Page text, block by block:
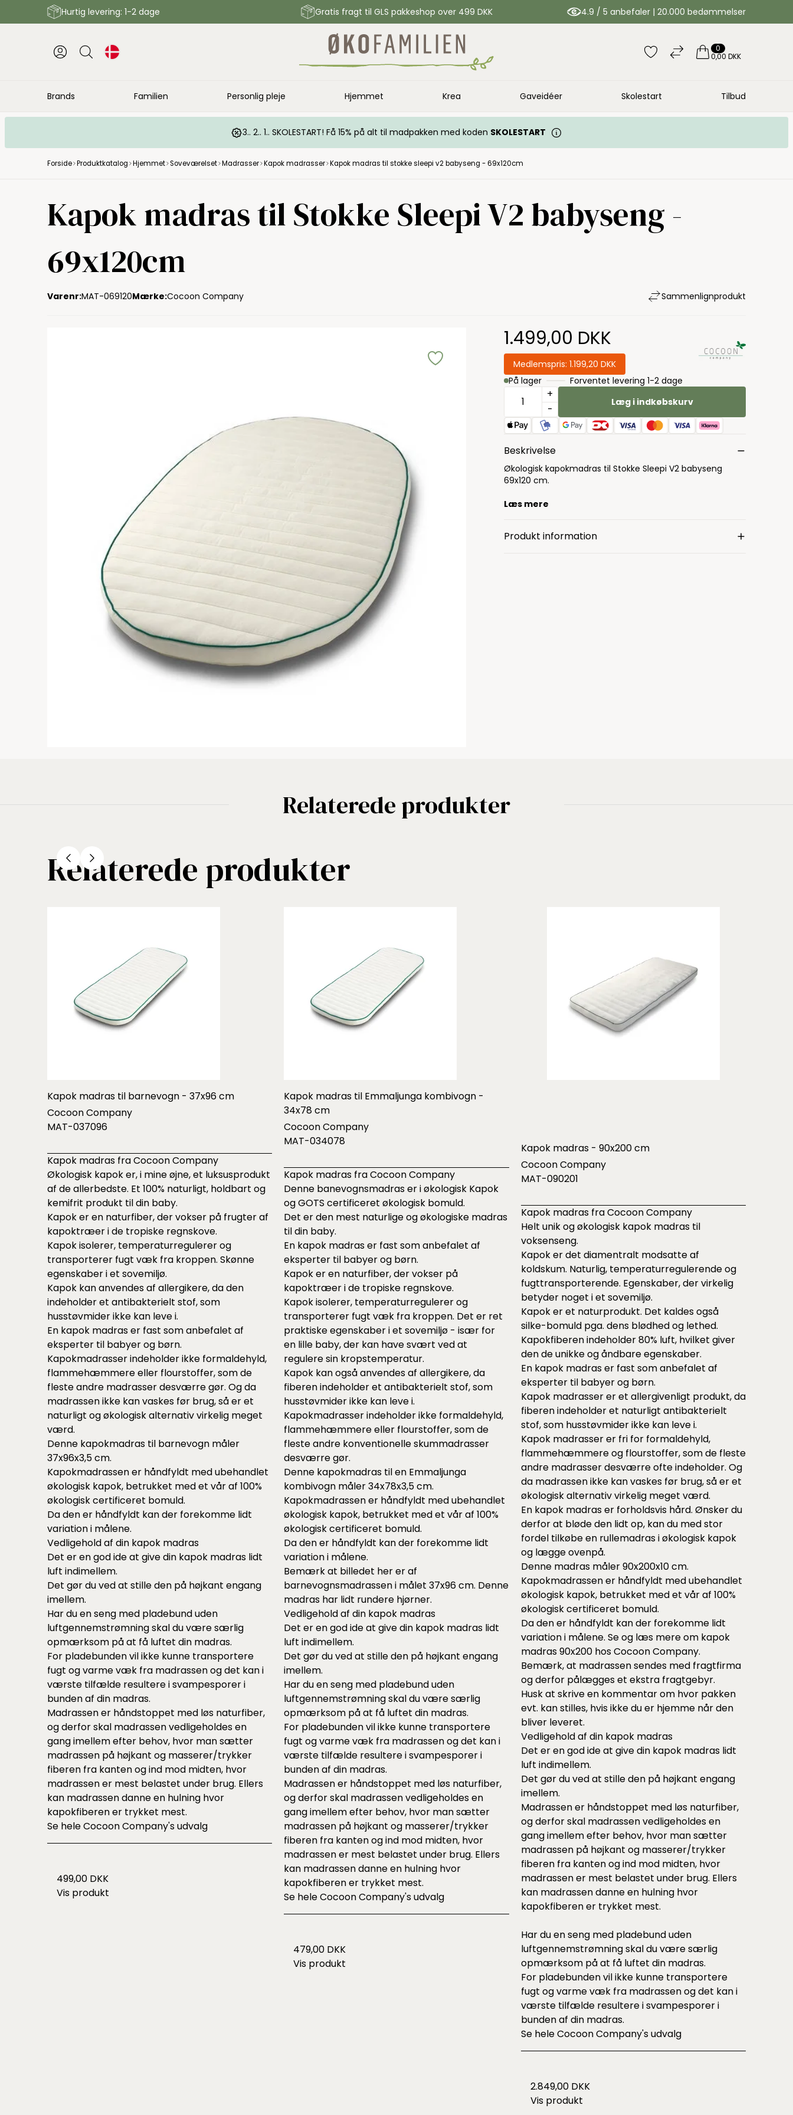
Hurtig levering: 1-2 dage Gratis fragt til GLS pakkeshop over 499 DKK 4.9 / 5 anbefaler | 20.000 bedømmelser
0
0,00 DKK
Brands Familien Personlig pleje Hjemmet Krea Gaveidéer Skolestart Tilbud
3.. 2.. 1.. SKOLESTART! Få 15% på alt til madpakken med koden SKOLESTART
Forside Produktkatalog Hjemmet Soveværelset Madrasser Kapok madrasser Kapok madras til stokke sleepi v2 babyseng - 69x120cm
Kapok madras til Stokke Sleepi V2 babyseng -
69x120cm
Varenr:MAT-069120Mærke:Cocoon Company Sammenlignprodukt
1.499,00 DKK
Medlemspris:1.199,20 DKK
På lager
Forventet levering 1-2 dage
+
-
Læg i indkøbskurv
Beskrivelse
Økologisk kapokmadras til Stokke Sleepi V2 babyseng
69x120 cm.
Læs mere
Produkt information
Relaterede produkter
Relaterede produkter
Kapok madras til barnevogn - 37x96 cm
Cocoon Company
MAT-037096
Kapok madras fra Cocoon Company
Økologisk kapok er, i mine øjne, et luksusprodukt
af de allerbedste. Et 100% naturligt, holdbart og
kemifrit produkt til din baby.
Kapok er en naturfiber, der vokser på frugter af
kapoktræer i de tropiske regnskove.
Kapok isolerer, temperaturregulerer og
transporterer fugt væk fra kroppen. Skønne
egenskaber i et sovemiljø.
Kapok kan anvendes af allergikere, da den
indeholder et antibakterielt stof, som
husstøvmider ikke kan leve i.
En kapok madras er fast som anbefalet af
eksperter til babyer og børn.
Kapokmadrasser indeholder ikke formaldehyld,
flammehæmmere eller flourstoffer, som de
fleste andre madrasser desværre gør. Og da
madrassen ikke kan vaskes før brug, så er et
naturligt og økologisk alternativ virkelig meget
værd.
Denne kapokmadras til barnevogn måler
37x96x3,5 cm.
Kapokmadrassen er håndfyldt med ubehandlet
økologisk kapok, betrukket med et vår af 100%
økologisk certificeret bomuld.
Da den er håndfyldt kan der forekomme lidt
variation i målene.
Vedligehold af din kapok madras
Det er en god ide at give din kapok madras lidt
luft indimellem.
Det gør du ved at stille den på højkant engang
imellem.
Har du en seng med pladebund uden
luftgennemstrømning skal du være særlig
opmærksom på at få luftet din madras.
For pladebunden vil ikke kunne transportere
fugt og varme væk fra madrassen og det kan i
værste tilfælde resultere i svampesporer i
bunden af din madras.
Madrassen er håndstoppet med løs naturfiber,
og derfor skal madrassen vedligeholdes en
gang imellem efter behov, hvor man sætter
madrassen på højkant og masserer/trykker
fiberen fra kanten og ind mod midten, hvor
madrassen er mest belastet under brug. Ellers
kan madrassen danne en hulning hvor
kapokfiberen er trykket mest.
Se heleCocoon Company's udvalg
499,00 DKK
Vis produkt
Kapok madras til Emmaljunga kombivogn -
34x78 cm
Cocoon Company
MAT-034078
Kapok madras fra Cocoon Company
Denne banevognsmadras er i økologisk Kapok
og GOTS certificeret økologisk bomuld.
Det er den mest naturlige og økologiske madras
til din baby.
En kapok madras er fast som anbefalet af
eksperter til babyer og børn.
Kapok er en naturfiber, der vokser på
kapoktræer i de tropiske regnskove.
Kapok isolerer, temperaturregulerer og
transporterer fugt væk fra kroppen. Det er ret
praktiske egenskaber i et sovemiljø - især for
en lille baby, der kan have svært ved at
regulere sin kropstemperatur.
Kapok kan også anvendes af allergikere, da
fiberen indeholder et antibakterielt stof, som
husstøvmider ikke kan leve i.
Kapokmadrasser indeholder ikke formaldehyld,
flammehæmmere eller flourstoffer, som de
fleste andre konventionelle skummadrasser
desværre gør.
Denne kapokmadras til en Emmaljunga
kombivogn måler 34x78x3,5 cm.
Kapokmadrassen er håndfyldt med ubehandlet
økologisk kapok, betrukket med et vår af 100%
økologisk certificeret bomuld.
Da den er håndfyldt kan der forekomme lidt
variation i målene.
Bemærk at billedet her er af
barnevognsmadrassen i målet 37x96 cm. Denne
madras har lidt rundere hjørner.
Vedligehold af din kapok madras
Det er en god ide at give din kapok madras lidt
luft indimellem.
Det gør du ved at stille den på højkant engang
imellem.
Har du en seng med pladebund uden
luftgennemstrømning skal du være særlig
opmærksom på at få luftet din madras.
For pladebunden vil ikke kunne transportere
fugt og varme væk fra madrassen og det kan i
værste tilfælde resultere i svampesporer i
bunden af din madras.
Madrassen er håndstoppet med løs naturfiber,
og derfor skal madrassen vedligeholdes en
gang imellem efter behov, hvor man sætter
madrassen på højkant og masserer/trykker
fiberen fra kanten og ind mod midten, hvor
madrassen er mest belastet under brug. Ellers
kan madrassen danne en hulning hvor
kapokfiberen er trykket mest.
Se heleCocoon Company's udvalg
479,00 DKK
Vis produkt
Kapok madras - 90x200 cm
Cocoon Company
MAT-090201
Kapok madras fra Cocoon Company
Helt unik og økologisk kapok madras til
voksenseng.
Kapok er det diamentralt modsatte af
koldskum. Naturlig, temperaturregulerende og
fugttransporterende. Egenskaber, der virkelig
betyder noget i et sovemiljø.
Kapok er et naturprodukt. Det kaldes også
silke-bomuld pga. dens blødhed og lethed.
Kapokfiberen indeholder 80% luft, hvilket giver
den de unikke og åndbare egenskaber.
En kapok madras er fast som anbefalet af
eksperter til babyer og børn.
Kapok madrasser er et allergivenligt produkt, da
fiberen indeholder et naturligt antibakterielt
stof, som husstøvmider ikke kan leve i.
Kapok madrasser er fri for formaldehyld,
flammehæmmere og flourstoffer, som de fleste
andre madrasser desværre ofte indeholder. Og
da madrassen ikke kan vaskes før brug, så er et
økologisk alternativ virkelig meget værd.
En kapok madras er forholdsvis hård. Ønsker du
derfor at bløde den lidt op, kan du med stor
fordel tilkøbe en rullemadrasi økologisk kapok
og lægge ovenpå.
Denne madras måler 90x200x10 cm.
Kapokmadrassen er håndfyldt med ubehandlet
økologisk kapok, betrukket med et vår af 100%
økologisk certificeret bomuld.
Da den er håndfyldt kan der forekomme lidt
variation i målene. Se og læs mere omkapok
madras 90x200 hos Cocoon Company.
Bemærk, at madrassen sendes med fragtfirma
og derfor pålægges et ekstra fragtgebyr.
Husk at skrive en kommentar om hvor pakken
evt. kan stilles, hvis ikke du er hjemme når den
bliver leveret.
Vedligehold af din kapok madras
Det er en god ide at give din kapok madras lidt
luft indimellem.
Det gør du ved at stille den på højkant engang
imellem.
Madrassen er håndstoppet med løs naturfiber,
og derfor skal madrassen vedligeholdes en
gang imellem efter behov, hvor man sætter
madrassen på højkant og masserer/trykker
fiberen fra kanten og ind mod midten, hvor
madrassen er mest belastet under brug. Ellers
kan madrassen danne en hulning hvor
kapokfiberen er trykket mest.
Har du en seng med pladebund uden
luftgennemstrømning skal du være særlig
opmærksom på at få luftet din madras.
For pladebunden vil ikke kunne transportere
fugt og varme væk fra madrassen og det kan i
værste tilfælde resultere i svampesporer i
bunden af din madras.
Se heleCocoon Company's udvalg
2.849,00 DKK
Vis produkt